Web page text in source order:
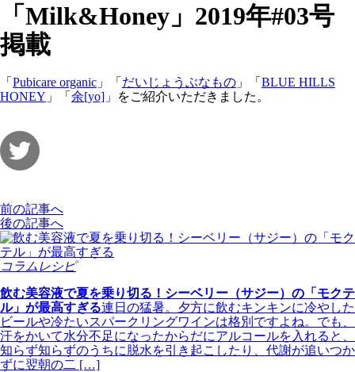
「Milk&Honey」2019年#03号
掲載
「 Pubicare organic 」「 だいじょうぶなもの 」「 BLUE HILLS
HONEY 」「 余[yo] 」をご紹介いただきました。
前の記事へ
後の記事へ
コラムレシピ
飲む美容液で夏を乗り切る！シーベリー（サジー）の「モクテ
ル」が最高すぎる連日の猛暑。夕方に飲むキンキンに冷やした
ビールや冷たいスパークリングワインは格別ですよね。でも、
汗をかいて水分不足になったからだにアルコールを入れると、
知らず知らずのうちに脱水を引き起こしたり、代謝が追いつか
ずに翌朝の二 […]